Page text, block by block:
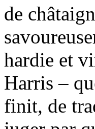
de
hardie et
Harris –
finit, de